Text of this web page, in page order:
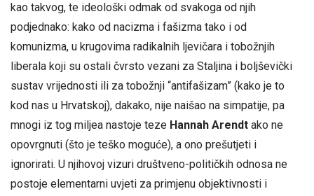
kao takvog, te ideološki odmak od svakoga od njih
podjednako: kako od nacizma i fašizma tako i od
komunizma, u krugovima radikalnih ljevičara i tobožnjih
liberala koji su ostali čvrsto vezani za Staljina i boljševički
sustav vrijednosti ili za tobožnji “antifašizam” (kako je to
kod nas u Hrvatskoj), dakako, nije naišao na simpatije, pa
mnogi iz tog miljea nastoje teze Hannah Arendt ako ne
opovrgnuti (što je teško moguće), a ono prešutjeti i
ignorirati. U njihovoj vizuri društveno-političkih odnosa ne
postoje elementarni uvjeti za primjenu objektivnosti i